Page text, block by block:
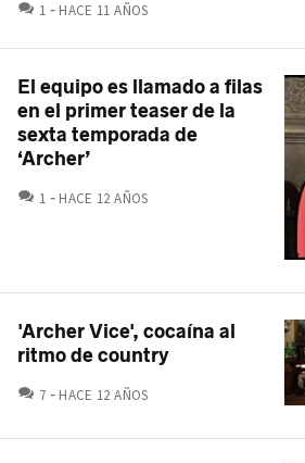
1 COMENTARIOS
HACE 11 AÑOS
El equipo es llamado a filas
en el primer teaser de la
sexta temporada de
‘Archer’
1 COMENTARIOS
HACE 12 AÑOS
'Archer Vice', cocaína al
ritmo de country
7 COMENTARIOS
HACE 12 AÑOS